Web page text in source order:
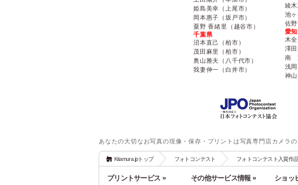
姫島美幸（上尾市）
岡本惠子（坂戸市）
粟野 香緒里（越谷市）
千葉県
沼本直己（柏市）
茂田麻里（柏市）
奥山雅夫（八千代市）
我妻伸一（白井市）
綾
池
佐
愛
木
澤
南
浅
神
あなたの大切なお写真の現像・保存・プリントは写真専門店カメラ
Kitamura.jpトップ フォトコンテスト フォトコンテスト入賞作
プリントサービス » その他サービス情報 » ショッ